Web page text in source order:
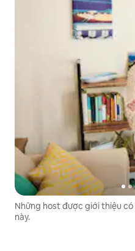
Những host được giới thiệu
này.